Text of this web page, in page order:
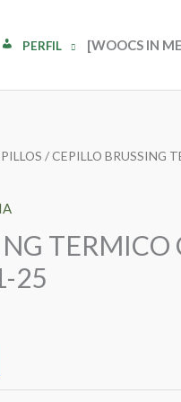
PERFIL [WOOCS IN
/ CEPILLO BRUSSING
TERMICO
25